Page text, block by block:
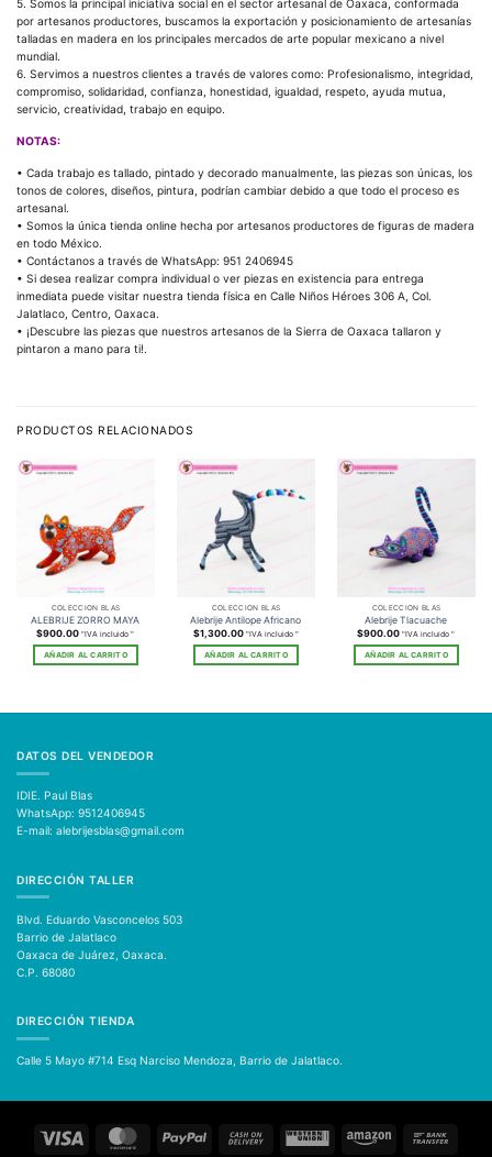
5. Somos la principal iniciativa social en el sector artesanal de Oaxaca, conformada
por artesanos productores, buscamos la exportación y posicionamiento de artesanías
talladas en madera en los principales mercados de arte popular mexicano a nivel
mundial.
6. Servimos a nuestros clientes a través de valores como: Profesionalismo, integridad,
compromiso, solidaridad, confianza, honestidad, igualdad, respeto, ayuda mutua,
servicio, creatividad, trabajo en equipo.
NOTAS:
• Cada trabajo es tallado, pintado y decorado manualmente, las piezas son únicas, los
tonos de colores, diseños, pintura, podrían cambiar debido a que todo el proceso es
artesanal.
• Somos la única tienda online hecha por artesanos productores de figuras de madera
en todo México.
• Contáctanos a través de WhatsApp: 951 2406945
• Si desea realizar compra individual o ver piezas en existencia para entrega
inmediata puede visitar nuestra tienda física en Calle Niños Héroes 306 A, Col.
Jalatlaco, Centro, Oaxaca.
• ¡Descubre las piezas que nuestros artesanos de la Sierra de Oaxaca tallaron y
pintaron a mano para ti!.
PRODUCTOS RELACIONADOS
COLECCIÓN BLAS
ALEBRIJE ZORRO MAYA
$900.00 "IVA incluido "
AÑADIR AL CARRITO
COLECCIÓN BLAS
Alebrije Antilope Africano
$1,300.00 "IVA incluido "
AÑADIR AL CARRITO
COLECCIÓN BLAS
Alebrije Tlacuache
$900.00 "IVA incluido "
AÑADIR AL CARRITO
DATOS DEL VENDEDOR
IDIE. Paul Blas
WhatsApp: 9512406945
E-mail: alebrijesblas@gmail.com
DIRECCIÓN TALLER
Blvd. Eduardo Vasconcelos 503
Barrio de Jalatlaco
Oaxaca de Juárez, Oaxaca.
C.P. 68080
DIRECCIÓN TIENDA
Calle 5 Mayo #714 Esq Narciso Mendoza, Barrio de Jalatlaco.
MasterCard PayPal
Cash
Western
Union
Amazon